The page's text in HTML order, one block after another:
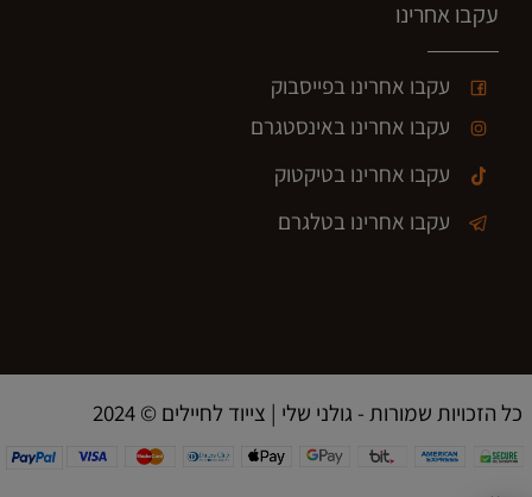
עקבו אחרינו
עקבו אחרינו בפייסבוק
עקבו אחרינו באינסטגרם
עקבו אחרינו בטיקטוק
עקבו אחרינו בטלגרם